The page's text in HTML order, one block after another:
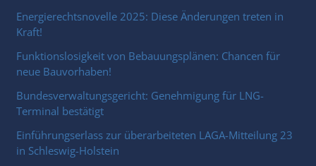
Energierechtsnovelle 2025: Diese Änderungen treten in
Kraft!
Funktionslosigkeit von Bebauungsplänen: Chancen für
neue Bauvorhaben!
Bundesverwaltungsgericht: Genehmigung für LNG-
Terminal bestätigt
Einführungserlass zur überarbeiteten LAGA-Mitteilung 23
in Schleswig-Holstein